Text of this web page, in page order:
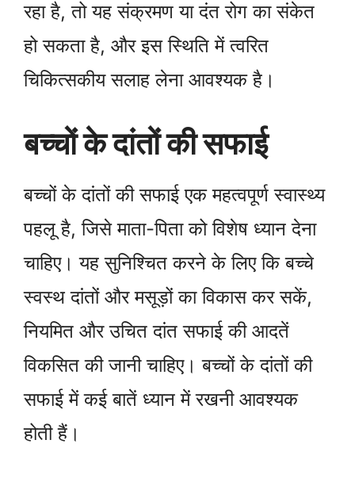
रहा है, तो यह संक्रमण या दंत रोग का संकेत
हो सकता है, और इस स्थिति में त्वरित
चिकित्सकीय सलाह लेना आवश्यक है।
बच्चों के दांतों की सफाई
बच्चों के दांतों की सफाई एक महत्वपूर्ण स्वास्थ्य
पहलू है, जिसे माता-पिता को विशेष ध्यान देना
चाहिए। यह सुनिश्चित करने के लिए कि बच्चे
स्वस्थ दांतों और मसूड़ों का विकास कर सकें,
नियमित और उचित दांत सफाई की आदतें
विकसित की जानी चाहिए। बच्चों के दांतों की
सफाई में कई बातें ध्यान में रखनी आवश्यक
होती हैं।